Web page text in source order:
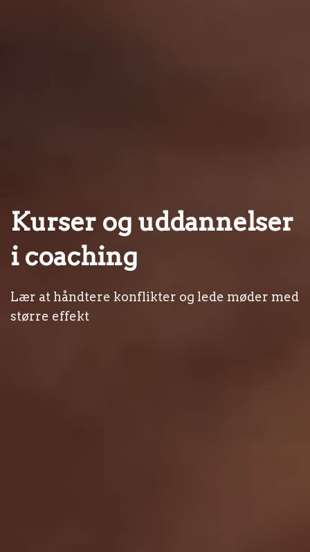
Kurser og uddannelser
i coaching
Lær at håndtere konflikter og lede møder med
større effekt